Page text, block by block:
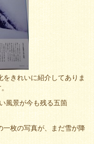
きれいに紹介してありま
風景が今も残る五箇
一枚の写真が、まだ雪が降